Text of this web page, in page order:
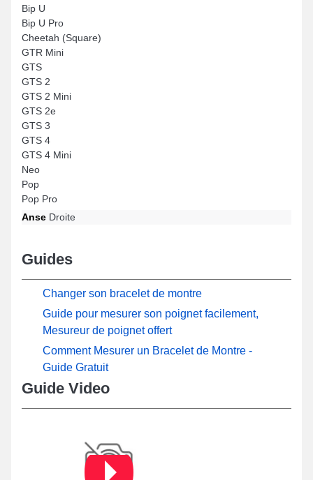
Bip U
Bip U Pro
Cheetah (Square)
GTR Mini
GTS
GTS 2
GTS 2 Mini
GTS 2e
GTS 3
GTS 4
GTS 4 Mini
Neo
Pop
Pop Pro
Anse Droite
Guides
Changer son bracelet de montre
Guide pour mesurer son poignet facilement,
Mesureur de poignet offert
Comment Mesurer un Bracelet de Montre -
Guide Gratuit
Guide Video